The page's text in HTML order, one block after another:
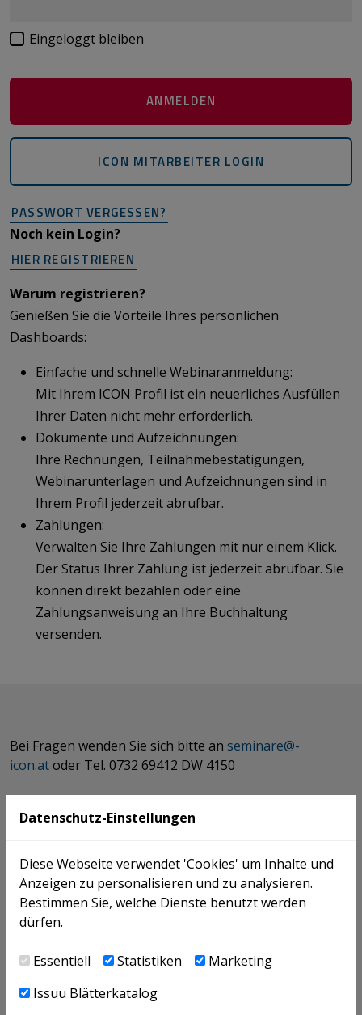
Eingeloggt bleiben
ICON MITARBEITER LOGIN
PASSWORT VERGESSEN?
Noch kein Login?
HIER REGISTRIEREN
Warum registrieren?
Genießen Sie die Vorteile Ihres persönlichen
Dashboards:
Einfache und schnelle Webinaranmeldung:
Mit Ihrem ICON Profil ist ein neuerliches Ausfüllen
Ihrer Daten nicht mehr erforderlich.
Dokumente und Aufzeichnungen:
Ihre Rechnungen, Teilnahmebestätigungen,
Webinarunterlagen und Aufzeichnungen sind in
Ihrem Profil jederzeit abrufbar.
Zahlungen:
Verwalten Sie Ihre Zahlungen mit nur einem Klick.
Der Status Ihrer Zahlung ist jederzeit abrufbar. Sie
können direkt bezahlen oder eine
Zahlungsanweisung an Ihre Buchhaltung
versenden.
Bei Fragen wenden Sie sich bitte an seminare@­
icon.atoder Tel. 0732 69412 DW 4150
ICON Wirtschaftstreuhand GmbH
Steuerberater
Stahlstraße 14, BG 88, 4. Stock
4020 Linz
QBC 2a, Wiedner Gürtel 5
​​​​​​​1100 Wien Hauptbahnhof
Datenschutz-Einstellungen
Diese Webseite verwendet 'Cookies' um Inhalte und
Anzeigen zu personalisieren und zu analysieren.
Bestimmen Sie, welche Dienste benutzt werden
dürfen.
Essentiell Statistiken
Marketing
Issuu Blätterkatalog